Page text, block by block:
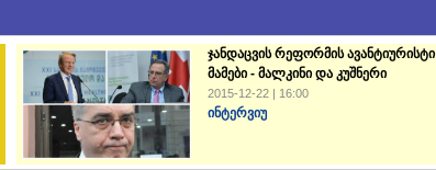
ჯანდაცვის რეფორმის ავანტიურისტი
მამები - მალკინი და კუშნერი
2015-12-22 | 16:00
ინტერვიუ